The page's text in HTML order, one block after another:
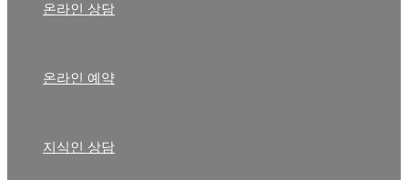
온라인 상담
온라인 예약
지식인 상담